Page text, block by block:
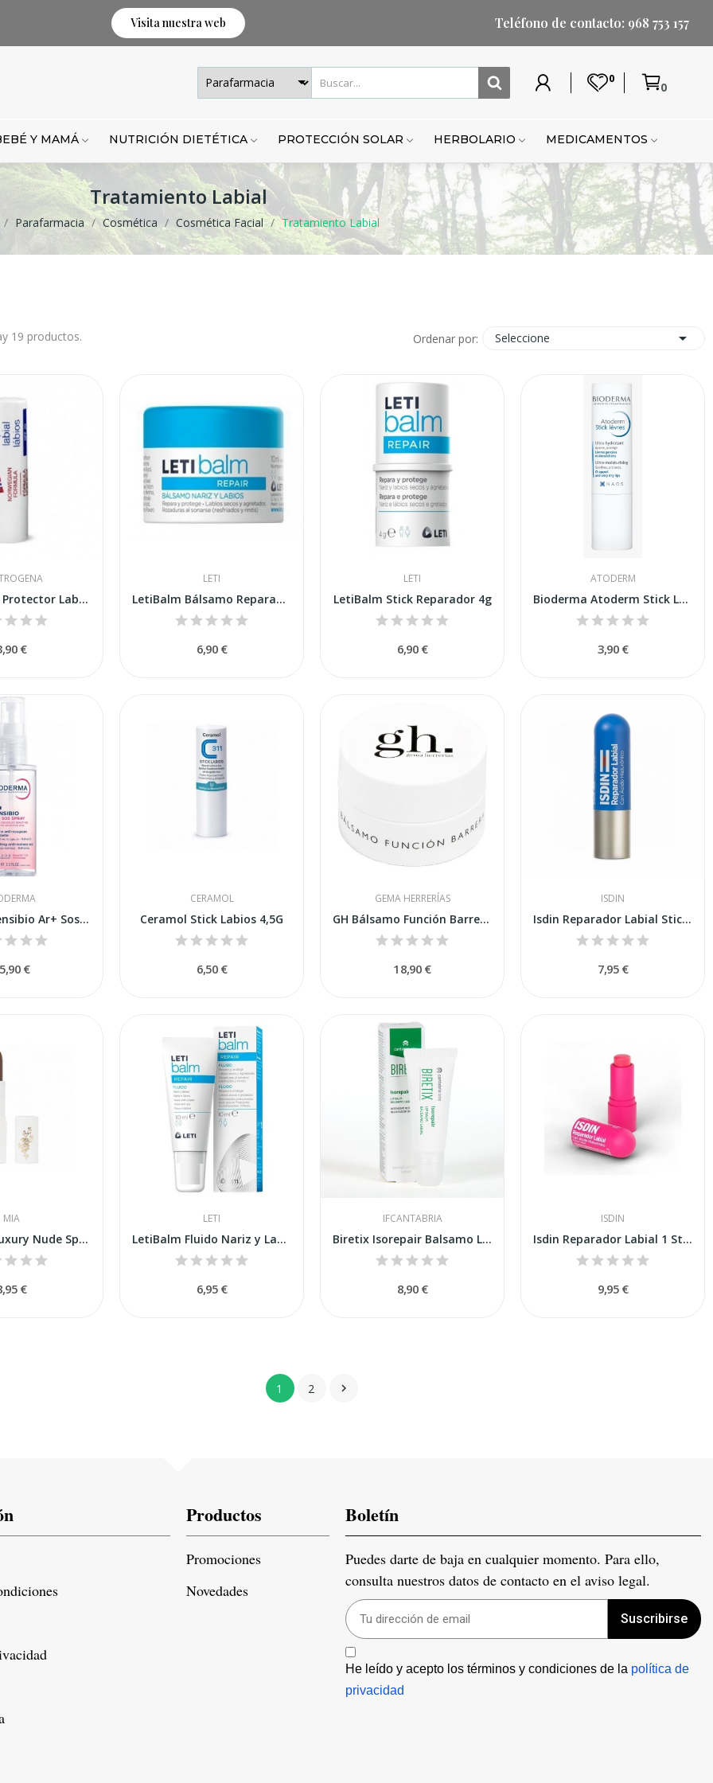
Visita nuestra web Teléfono de contacto: 968 753 157
0
Lista
Carrito 0
Y MAMÁ NUTRICIÓN DIETÉTICA PROTECCIÓN SOLAR HERBOLARIO MEDICAMENTOS
Tratamiento Labial
Parafarmacia Cosmética Cosmética Facial Tratamiento Labial
19 productos. Ordenar por: Seleccione 
Neutrogena Protector Labial SPF-20 4,8gr
€
LETI
LetiBalm Bálsamo Reparador Tarro 10 ml
6,90 €
LETI
LetiBalm Stick Reparador 4g
6,90 €
ATODERM
Bioderma Atoderm Stick Labial 4g
3,90 €
Bioderma Sensibio Ar+ Sos 1 Spray 70ml
€
CERAMOL
Ceramol Stick Labios 4,5G
6,50 €
GEMA HERRERÍAS
GH Bálsamo Función Barrera 15g
18,90 €
ISDIN
Isdin Reparador Labial Stick 4g
7,95 €
MIA
MIA Labial Luxury Nude Spicy Chai 4 gr
€
LETI
LetiBalm Fluido Nariz y Labios 10ml
6,95 €
IFCANTABRIA
Biretix Isorepair Balsamo Labial 10ml
8,90 €
ISDIN
Isdin Reparador Labial 1 Stick 4g Color Rosa
9,95 €
1 2 
Productos
Promociones
Novedades
Boletín
Puedes darte de baja en cualquier momento. Para ello,
consulta nuestros datos de contacto en el aviso legal.
Suscribirse
He leído y acepto los términos y condiciones de la política de
privacidad